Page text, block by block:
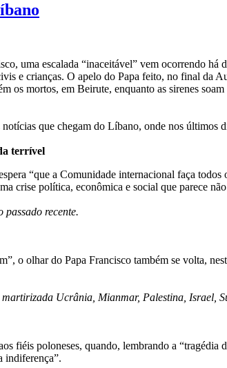
uma escalada “inaceitável” vem ocorrendo
e crianças. O apelo do Papa feito, no final da
os mortos, em Beirute, enquanto as sirenes
que chegam do Líbano, onde nos últimos
terrível
“que a Comunidade internacional faça
crise política, econômica e social que parece
recente.
o olhar do Papa Francisco também se volta,
Ucrânia, Mianmar, Palestina, Israel,
fiéis poloneses, quando, lembrando a
indiferença”.